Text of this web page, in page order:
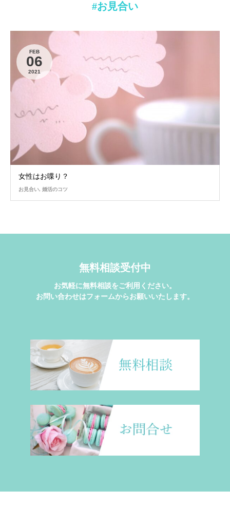
#お見合い
FEB
06
2021
女性はお喋り？
お見合い, 婚活のコツ
無料相談受付中
お気軽に無料相談をご利用ください。
お問い合わせはフォームからお願いいたします。